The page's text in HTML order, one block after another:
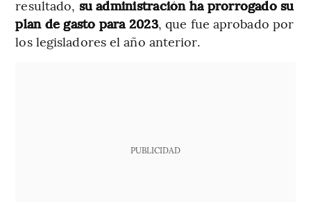
resultado, su administración ha prorrogado su
plan de gasto para 2023, que fue aprobado por
los legisladores el año anterior.
PUBLICIDAD